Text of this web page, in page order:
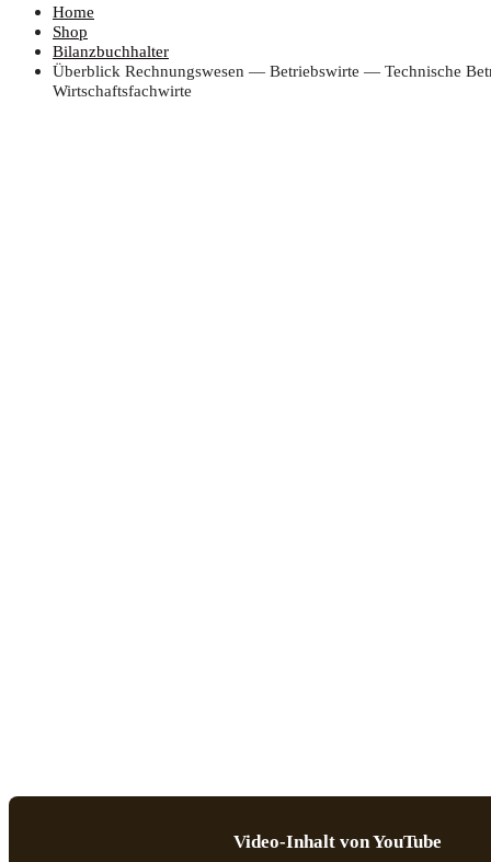
Home
Shop
Bilanzbuchhalter
Über­blick Rech­nungs­we­sen — Betriebs­wir­te — Tech­ni­sche
Wirtschaftsfachwirte
Video-Inhalt von YouTube